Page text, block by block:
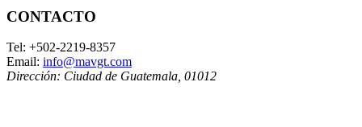
CONTACTO
Tel: +502-2219-8357
Email: info@mavgt.com
Dirección: Ciudad de Guatemala 01012